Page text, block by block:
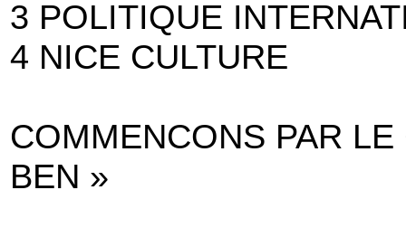
3 POLITIQUE
4 NICE CULTURE
COMMENCONS PAR
BEN »